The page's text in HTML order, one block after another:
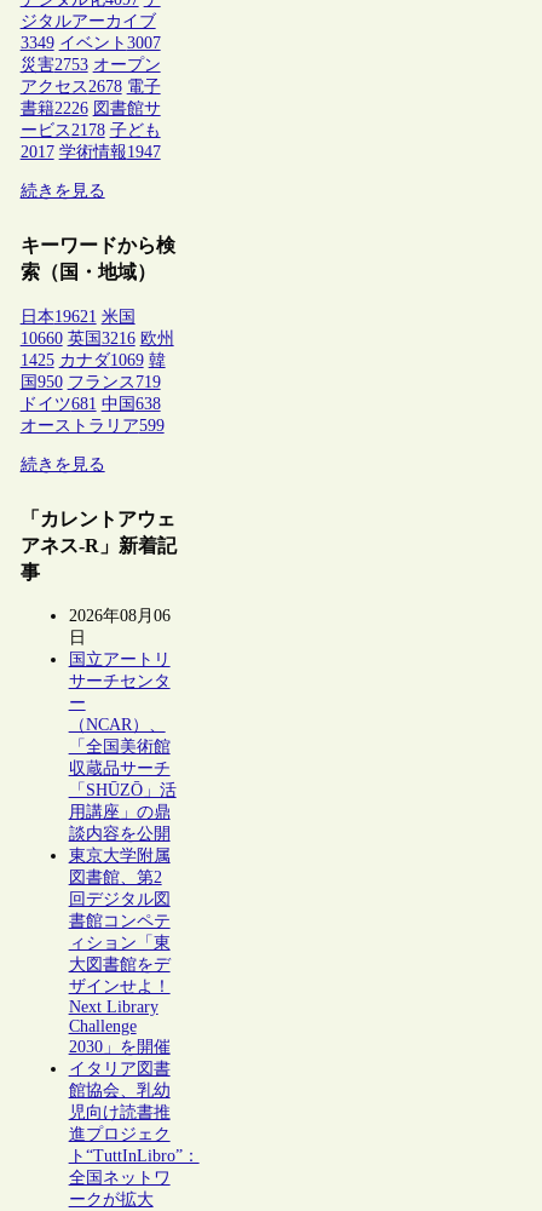
ジタルアーカイブ
3349 イベント 3007
災害2753 オープン
アクセス2678 電子
書籍2226 図書館サ
ービス2178 子ども
2017 学術情報1947
続きを見る
キーワードから検
索（国・地域）
日本19621 米国
10660 英国 3216 欧州
1425 カナダ1069 韓
国 950 フランス 719
ドイツ681 中国 638
オーストラリア599
続きを見る
「カレントアウェ
アネス-R」新着記
事
2026年08月06
日
国立アートリ
サーチセンタ
ー
（NCAR）、
「全国美術館
収蔵品サーチ
「SHŪZŌ」活
用講座」の鼎
談内容を公開
東京大学附属
図書館、第2
回デジタル図
書館コンペテ
ィション「東
大図書館をデ
ザインせよ！
Next Library
Challenge
2030」を開催
イタリア図書
館協会、乳幼
児向け読書推
進プロジェク
ト“TuttInLibro”：
全国ネットワ
ークが拡大